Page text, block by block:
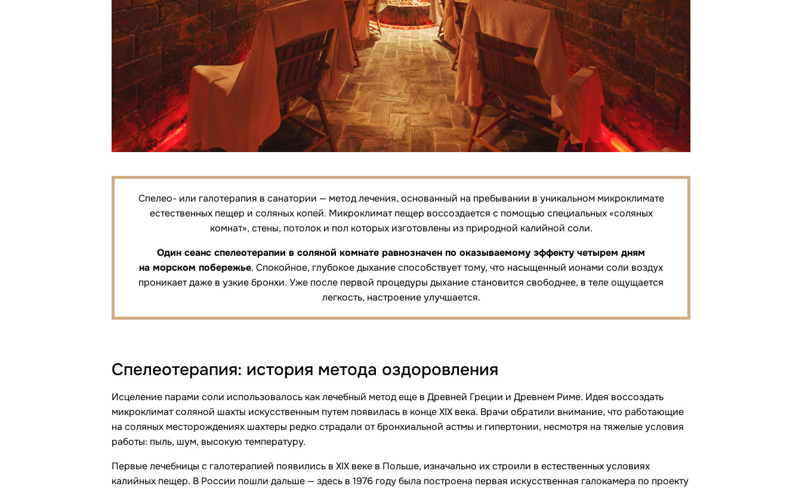
Спелео- или галотерапия в санатории — метод лечения, основанный на пребывании в уникальном микроклимате
естественных пещер и соляных копей. Микроклимат пещер воссоздается с помощью специальных «соляных
комнат», стены, потолок и пол которых изготовлены из природной калийной соли.
Один сеанс спелеотерапии в соляной комнате равнозначен по оказываемому эффекту четырем дням
на морском побережье. Спокойное, глубокое дыхание способствует тому, что насыщенный ионами соли воздух
проникает даже в узкие бронхи. Уже после первой процедуры дыхание становится свободнее, в теле ощущается
легкость, настроение улучшается.
Спелеотерапия: история метода оздоровления
Исцеление парами соли использовалось как лечебный метод еще в Древней Греции и Древнем Риме. Идея воссоздать
микроклимат соляной шахты искусственным путем появилась в конце XIX века. Врачи обратили внимание, что работающие
на соляных месторождениях шахтеры редко страдали от бронхиальной астмы и гипертонии, несмотря на тяжелые условия
работы: пыль, шум, высокую температуру.
Первые лечебницы с галотерапией появились в XIX веке в Польше, изначально их строили в естественных условиях
калийных пещер. В России пошли дальше — здесь в 1976 году была построена первая искусственная галокамера по проекту